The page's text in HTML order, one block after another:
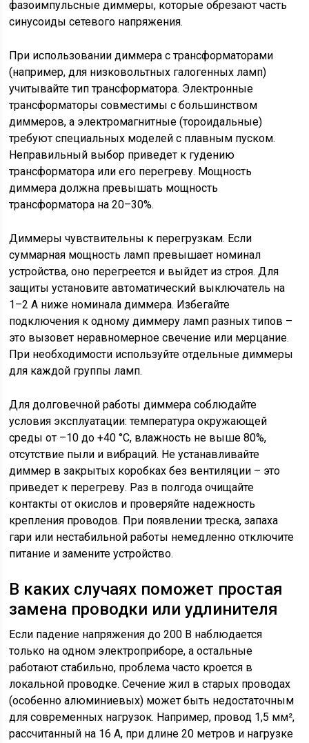
фазоимпульсные диммеры, которые обрезают часть
синусоиды сетевого напряжения.
При использовании диммера с трансформаторами
(например, для низковольтных галогенных ламп)
учитывайте тип трансформатора. Электронные
трансформаторы совместимы с большинством
диммеров, а электромагнитные (тороидальные)
требуют специальных моделей с плавным пуском.
Неправильный выбор приведет к гудению
трансформатора или его перегреву. Мощность
диммера должна превышать мощность
трансформатора на 20–30%.
Диммеры чувствительны к перегрузкам. Если
суммарная мощность ламп превышает номинал
устройства, оно перегреется и выйдет из строя. Для
защиты установите автоматический выключатель на
1–2 А ниже номинала диммера. Избегайте
подключения к одному диммеру ламп разных типов –
это вызовет неравномерное свечение или мерцание.
При необходимости используйте отдельные диммеры
для каждой группы ламп.
Для долговечной работы диммера соблюдайте
условия эксплуатации: температура окружающей
среды от –10 до +40 °C, влажность не выше 80%,
отсутствие пыли и вибраций. Не устанавливайте
диммер в закрытых коробках без вентиляции – это
приведет к перегреву. Раз в полгода очищайте
контакты от окислов и проверяйте надежность
крепления проводов. При появлении треска, запаха
гари или нестабильной работы немедленно отключите
питание и замените устройство.
В каких случаях поможет простая
замена проводки или удлинителя
Если падение напряжения до 200 В наблюдается
только на одном электроприборе, а остальные
работают стабильно, проблема часто кроется в
локальной проводке. Сечение жил в старых проводах
(особенно алюминиевых) может быть недостаточным
для современных нагрузок. Например, провод 1,5 мм²,
рассчитанный на 16 А, при длине 20 метров и нагрузке